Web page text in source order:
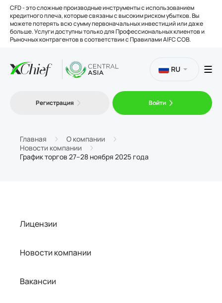
CFD - это сложные производные инструменты с использованием
кредитного плеча, которые связаны с высоким риском убытков. Вы
можете потерять всю сумму первоначальных инвестиций или даже
больше. Услуги доступны только для Профессиональных клиентов и
Рыночных контрагентов в соответствии с Правилами AIFC COB.
Торговля
Инструменты
RU
Регистрация Войти
Главная
О компании
Новости компании
График торгов 27–28 ноября 2025 года
Лицензии
Новости компании
Вакансии